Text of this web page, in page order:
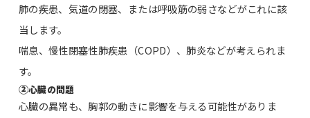
肺の疾患、気道の閉塞、または呼吸筋の弱さなどがこれに該
当します。
喘息、慢性閉塞性肺疾患（COPD）、肺炎などが考えられま
す。
②心臓の問題
心臓の異常も、胸郭の動きに影響を与える可能性がありま